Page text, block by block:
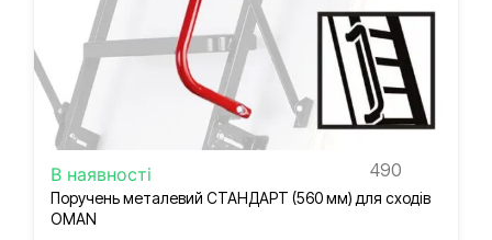
В наявності 490
Поручень металевий СТАНДАРТ (560 мм) для сходів
OMAN